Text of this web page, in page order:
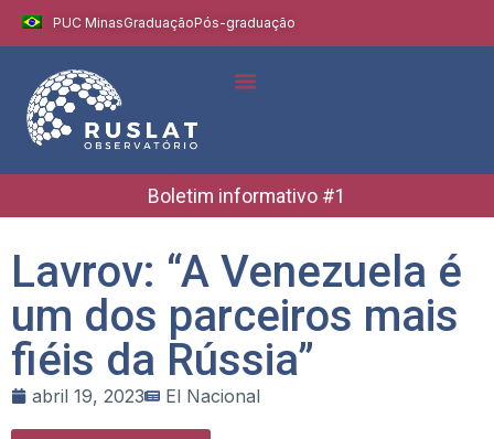
PUC MinasGraduaçãoPós-graduação
Boletim informativo #1
Lavrov: “A Venezuela é
um dos parceiros mais
fiéis da Rússia”
abril 19, 2023 El Nacional